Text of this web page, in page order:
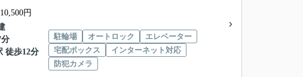
円
分
徒歩12分
駐輪場 オートロック
エレベーター
宅配ボックス
インターネット対応
防犯カメラ